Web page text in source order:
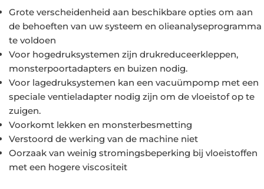
Grote verscheidenheid aan beschikbare opties om aan
de behoeften van uw systeem en olieanalyseprogramma
te voldoen
Voor hogedruksystemen zijn drukreduceerkleppen,
monsterpoortadapters en buizen nodig.
Voor lagedruksystemen kan een vacuümpomp met een
speciale ventieladapter nodig zijn om de vloeistof op te
zuigen.
Voorkomt lekken en monsterbesmetting
Verstoord de werking van de machine niet
Oorzaak van weinig stromingsbeperking bij vloeistoffen
met een hogere viscositeit